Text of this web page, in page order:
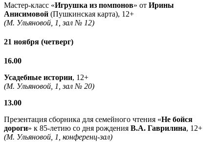
Мастер-класс «Игрушка из помпонов» от Ирины
Анисимовой (Пушкинская карта), 12+
(М. Ульяновой, 1, зал № 12)
21 ноября (четверг)
16.00
Усадебные истории, 12+
(М. Ульяновой, 1, зал № 20)
13.00
Презентация сборника для семейного чтения «Не бойся
дороги» к 85-летию со дня рождения В.А. Гаврилина, 12+
(М. Ульяновой, 1, конференц-зал)